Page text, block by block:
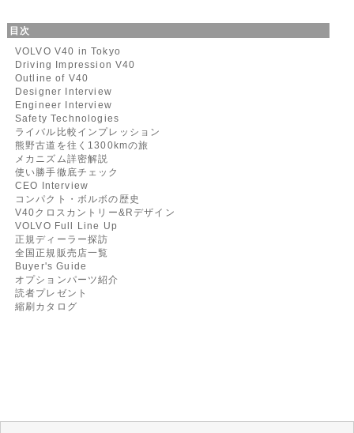
目次
VOLVO V40 in Tokyo
Driving Impression V40
Outline of V40
Designer Interview
Engineer Interview
Safety Technologies
ライバル比較インプレッション
熊野古道を往く1300kmの旅
メカニズム詳密解説
使い勝手徹底チェック
CEO Interview
コンパクト・ボルボの歴史
V40クロスカントリー&Rデザイン
VOLVO Full Line Up
正規ディーラー探訪
全国正規販売店一覧
Buyer's Guide
オプションパーツ紹介
読者プレゼント
縮刷カタログ